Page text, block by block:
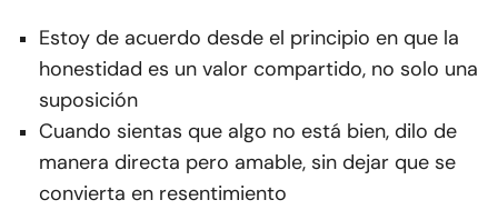
Estoy de acuerdo desde el principio en que la
honestidad es un valor compartido, no solo una
suposición
Cuando sientas que algo no está bien, dilo de
manera directa pero amable, sin dejar que se
convierta en resentimiento